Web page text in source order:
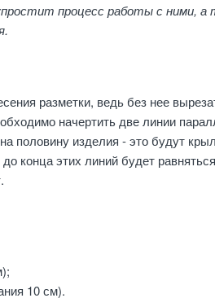
процесс работы с ними, а
разметки, ведь без нее
начертить две линии
половину изделия - это будут
конца этих линий будет
10 см).